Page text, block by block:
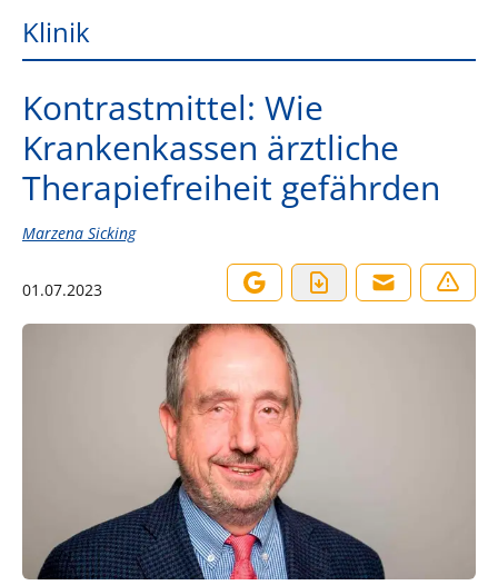
Klinik
Kontrastmittel: Wie
Krankenkassen ärztliche
Therapiefreiheit gefährden
Marzena Sicking
01.07.2023